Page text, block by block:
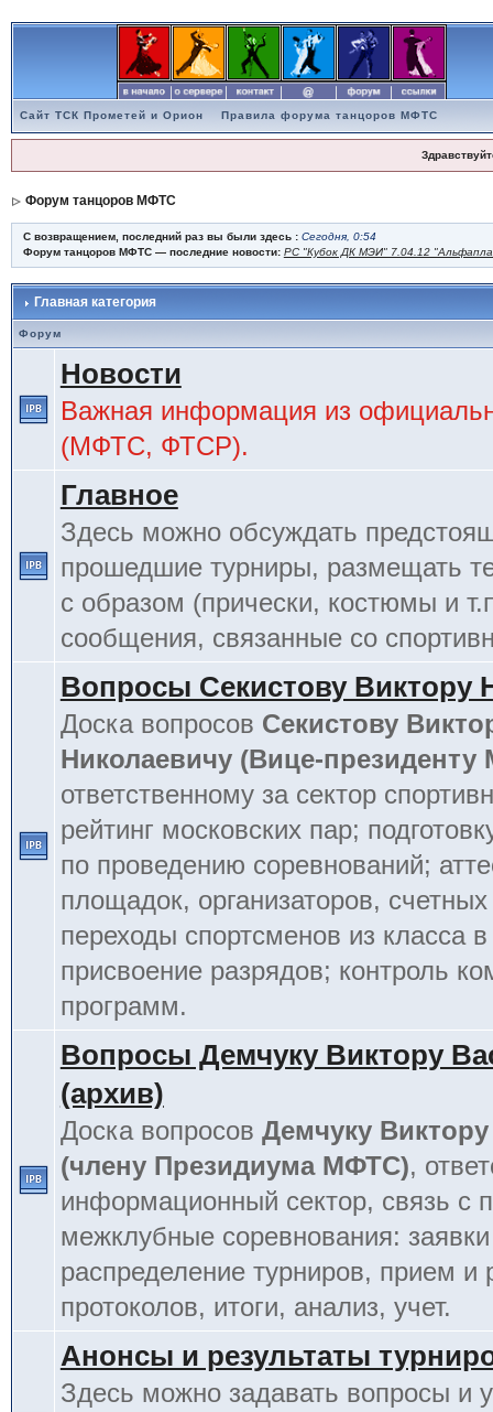
Сайт ТСК Прометей и Орион Правила форума танцоров МФТС
Форум танцоров МФТС
С возвращением, последний раз вы были здесь : Сегодня, 0:54
Форум танцоров МФТС — последние новости: РС "Кубок ДК МЭИ" 7.04.12
Главная категория
Форум
Новости
Важная информация из
(МФТС, ФТСР).
Главное
Здесь можно обсуждать
прошедшие турниры, размещать
с образом (прически, костюмы и
сообщения, связанные со
Вопросы Секистову Виктору
Доска вопросов Секистову
Николаевичу (Вице-
ответственному за сектор
рейтинг московских пар;
по проведению соревнований;
площадок, организаторов,
переходы спортсменов из класса в
присвоение разрядов; контроль
программ.
Вопросы Демчуку Виктору
(архив)
Доска вопросов Демчуку
(члену Президиума МФТС),
информационный сектор, связь с
межклубные соревнования:
распределение турниров, прием и
протоколов, итоги, анализ, учет.
Анонсы и результаты
Здесь можно задавать вопросы и